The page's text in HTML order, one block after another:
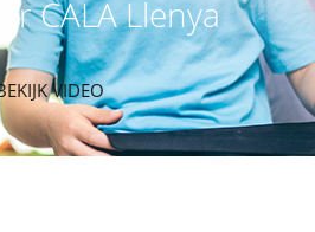
CALA Llenya
VIDEO